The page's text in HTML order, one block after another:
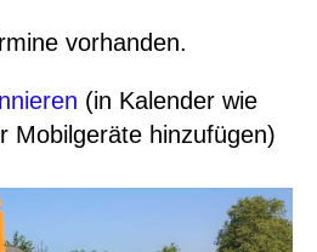
vorhanden.
(in Kalender wie
Mobilgeräte hinzufügen)